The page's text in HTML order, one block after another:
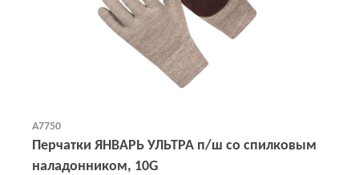
А7750
Перчатки ЯНВАРЬ УЛЬТРА п/ш со спилковым
наладонником, 10G